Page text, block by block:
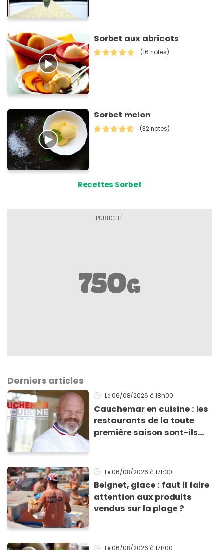
Sorbet aux abricots
(16 notes)
Sorbet melon
(32 notes)
Recettes Sorbet
Derniers articles
Le 06/08/2026 à 18h00
Cauchemar en cuisine : les
restaurants de la toute
première saison sont-ils
Le 06/08/2026 à 17h30
Beignet, glace : faut il faire
attention aux produits
vendus sur la plage ?
Le 06/08/2026 à 17h00